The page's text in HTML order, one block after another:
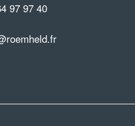
97 97 40